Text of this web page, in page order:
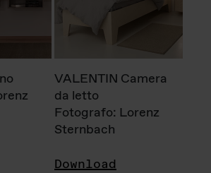
VALENTIN Camera
da letto
Fotografo: Lorenz
Sternbach
Download